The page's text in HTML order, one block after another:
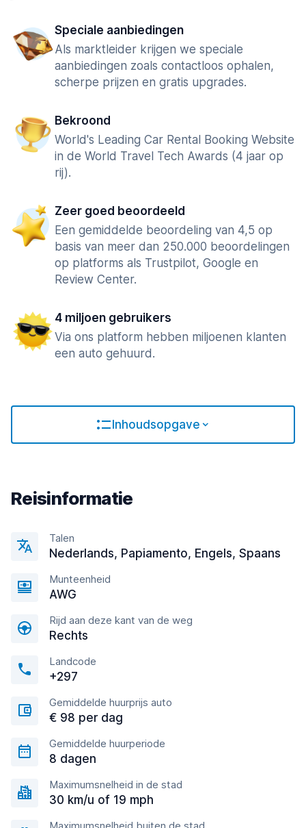
Speciale aanbiedingen
Als marktleider krijgen we speciale
aanbiedingen zoals contactloos ophalen,
scherpe prijzen en gratis upgrades.
Bekroond
World's Leading Car Rental Booking Website
in de World Travel Tech Awards (4 jaar op
rij).
Zeer goed beoordeeld
Een gemiddelde beoordeling van 4,5 op
basis van meer dan 250.000 beoordelingen
op platforms als Trustpilot, Google en
Review Center.
4 miljoen gebruikers
Via ons platform hebben miljoenen klanten
een auto gehuurd.
Inhoudsopgave
Reisinformatie
Talen
Nederlands, Papiamento, Engels, Spaans
Munteenheid
AWG
Rijd aan deze kant van de weg
Rechts
Landcode
+297
Gemiddelde huurprijs auto
€ 98 per dag
Gemiddelde huurperiode
8 dagen
Maximumsnelheid in de stad
30 km/u of 19 mph